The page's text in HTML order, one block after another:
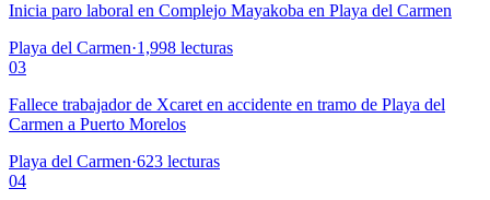
Inicia paro laboral en Complejo Mayakoba en Playa del Carmen
Playa del Carmen·1,998 lecturas
03
Fallece trabajador de Xcaret en accidente en tramo de Playa del
Carmen a Puerto Morelos
Playa del Carmen·623 lecturas
04